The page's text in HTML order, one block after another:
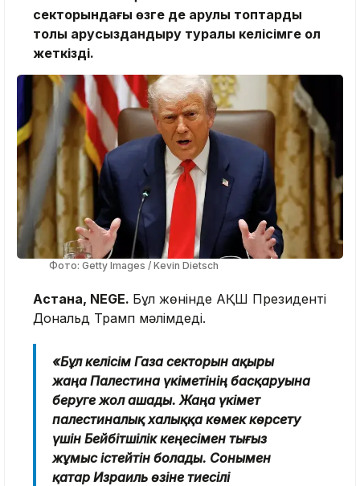
секторындағы өзге де қарулы топтарды
толық қарусыздандыру туралы келісімге қол
жеткізді.
Фото: Getty Images / Kevin Dietsch
Астана, NEGE. Бұл жөнінде АҚШ Президенті
Дональд Трамп мәлімдеді.
«Бұл келісім Газа секторын ақыры
жаңа Палестина үкіметінің басқаруына
беруге жол ашады. Жаңа үкімет
палестиналық халыққа көмек көрсету
үшін Бейбітшілік кеңесімен тығыз
жұмыс істейтін болады. Сонымен
қатар Израиль өзіне тиесілі